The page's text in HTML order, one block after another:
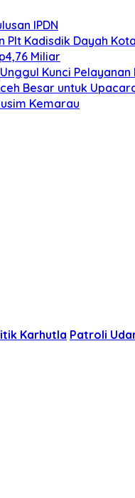
IPDN
Kadisdik Dayah
Miliar
Kunci
Besar untuk
Kemarau
Karhutla Patroli